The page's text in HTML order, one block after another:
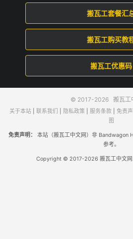
搬瓦工套餐汇
搬瓦工购买教
搬瓦工优惠码
© 2017-2026 搬瓦工
关于本站| 联系我们 隐私政策 服务条款 免责
图
免责声明：
本站（搬瓦工中文网）非 Bandwagon
参考。
Copyright © 2017-2026 搬瓦工中文网